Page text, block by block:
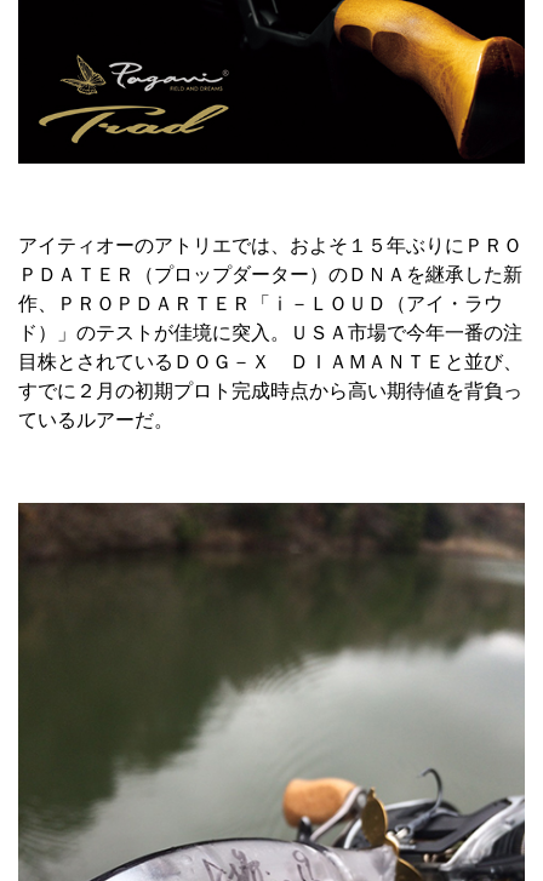
アイティオーのアトリエでは、およそ１５年ぶりにＰＲＯ
ＰＤＡＴＥＲ（プロップダーター）のＤＮＡを継承した新
作、ＰＲＯＰＤＡＲＴＥＲ「ⅰ－ＬＯＵＤ（アイ・ラウ
ド）」のテストが佳境に突入。ＵＳＡ市場で今年一番の注
目株とされているＤＯＧ－Ｘ ＤＩＡＭＡＮＴＥと並び、
すでに２月の初期プロト完成時点から高い期待値を背負っ
ているルアーだ。